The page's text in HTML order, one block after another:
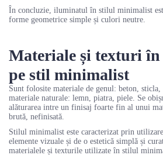
În concluzie, iluminatul în stilul minimalist
forme geometrice simple și culori neutre.
Materiale și texturi
pe stil minimalist
Sunt folosite materiale de genul: beton,
materiale naturale: lemn, piatra, piele. Se
alăturarea intre un finisaj foarte fin al unui
brută, nefinisată.
Stilul minimalist este caracterizat prin
elemente vizuale și de o estetică simplă și
materialele și texturile utilizate în stilul